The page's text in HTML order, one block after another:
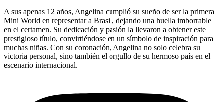
A sus apenas 12 años, Angelina cumplió su sueño de ser la primera
Mini World en representar a Brasil, dejando una huella imborrable
en el certamen. Su dedicación y pasión la llevaron a obtener este
prestigioso título, convirtiéndose en un símbolo de inspiración para
muchas niñas. Con su coronación, Angelina no solo celebra su
victoria personal, sino también el orgullo de su hermoso país en el
escenario internacional.